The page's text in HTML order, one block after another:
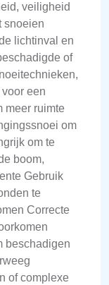
veiligheid
snoeien
lichtinval en
of
een
meer ruimte
om
om te
boom,
Gebruik
te
Correcte
beschadigen
of complexe